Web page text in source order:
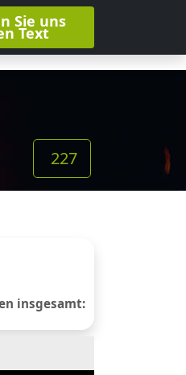
Sie uns
Text
227
insgesamt: